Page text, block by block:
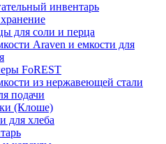
инвентарь
для соли и перца
Araven и емкости для
FoREST
из нержавеющей стали
подачи
(Клоше)
для хлеба